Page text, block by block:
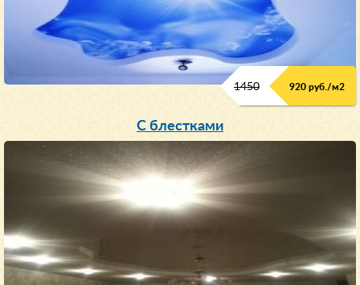
1450 920 руб./м2
C блестками